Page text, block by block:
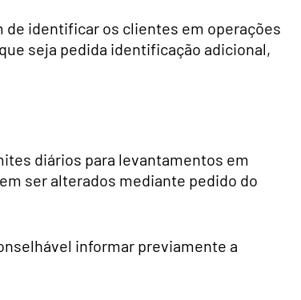
identificar os clientes em operações
seja pedida identificação adicional,
diários para levantamentos em
ser alterados mediante pedido do
informar previamente a